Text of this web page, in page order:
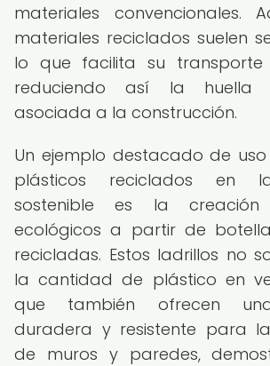
materiales convencionales.
materiales reciclados suelen
lo que facilita su transporte
reduciendo así la huella
asociada a la construcción.
Un ejemplo destacado de
plásticos reciclados en
sostenible es la
ecológicos a partir de
recicladas. Estos ladrillos no
la cantidad de plástico en
que también ofrecen
duradera y resistente para
de muros y paredes,